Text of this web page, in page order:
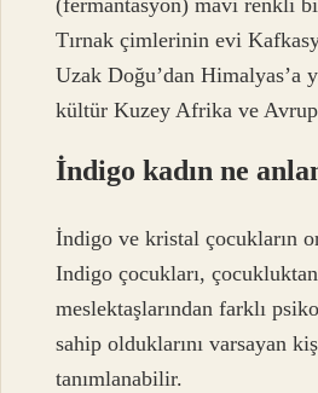
Tırnak çimlerinin evi
Uzak Doğu’dan Himalyas’a
kültür Kuzey Afrika ve
İndigo kadın ne
İndigo ve kristal çocukların
Indigo çocukları,
meslektaşlarından farklı
sahip olduklarını varsayan
tanımlanabilir.